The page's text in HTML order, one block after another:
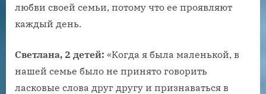
любви своей семьи, потому что ее проявляют
каждый день.
Светлана, 2 детей: «Когда я была маленькой, в
нашей семье было не принято говорить
ласковые слова друг другу и признаваться в